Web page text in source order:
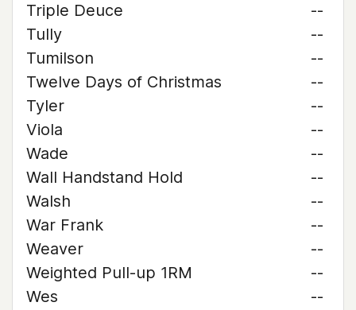
Triple Deuce
--
Tully
--
Tumilson
--
Twelve Days of Christmas
--
Tyler
--
Viola
--
Wade
--
Wall Handstand Hold
--
Walsh
--
War Frank
--
Weaver
--
Weighted Pull-up 1RM
--
Wes
--